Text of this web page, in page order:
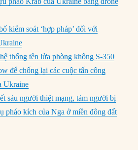
kiểm soát ‘hợp pháp’ đối với
thống tên lửa phòng không S-350
để chống lại các cuộc tấn công
Ukraine
sáu người thiệt mạng, tám người bị
pháo kích của Nga ở miền đông đất
động Quốc Phòng (31/3 – 6/4/